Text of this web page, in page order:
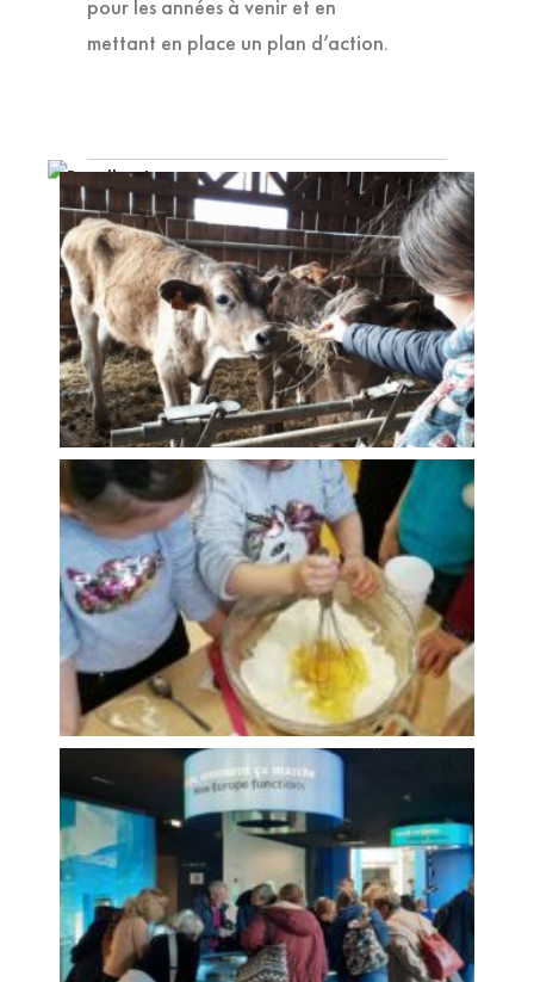
pour les années à venir et en
mettant en place un plan d’action.